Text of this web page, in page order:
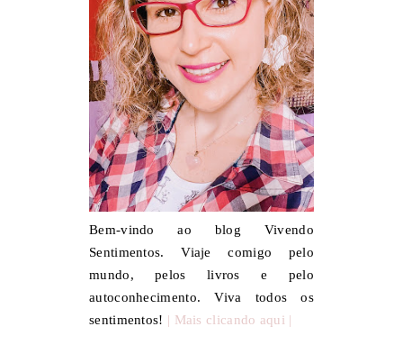
Bem-vindo ao blog Vivendo
Sentimentos. Viaje comigo pelo
mundo, pelos livros e pelo
autoconhecimento. Viva todos os
sentimentos! | Mais clicando aqui |